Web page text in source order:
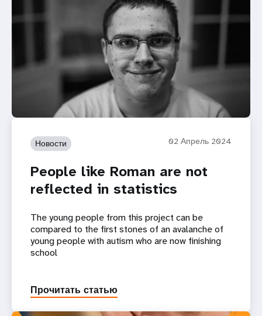
Новости 02 Апрель 2024
People like Roman are not
reflected in statistics
The young people from this project can be
compared to the first stones of an avalanche of
young people with autism who are now finishing
school
Прочитать статью